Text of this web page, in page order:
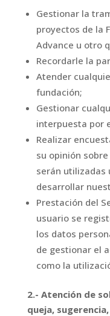
Gestionar la
proyectos de la
Advance u otro
Recordarle la
Atender
fundación;
Gestionar
interpuesta por
Realizar
su opinión
serán utilizadas
desarrollar
Prestación del
usuario se
los datos
de gestionar el
como la
2.- Atención de
queja,